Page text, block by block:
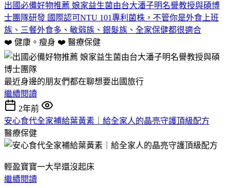
出國必備好物推薦 娘家益生菌由台大潘子明名譽教授與碩博
士團隊研發 國際認可NTU 101專利菌株，不管你是外食上班
族、三餐外食多、敏弱族、銀髮族、全家保健都很適合
❤️ 健康。瘦身 ❤️ 醫療保健
最近身邊的朋友們都在聊想要出國旅行
繼續閱讀
2年前
安心食代全家補給葉黃素｜給全家人的晶亮守護頂級配方
醫療保健
輕盈寶寶一大早還沒起床
繼續閱讀